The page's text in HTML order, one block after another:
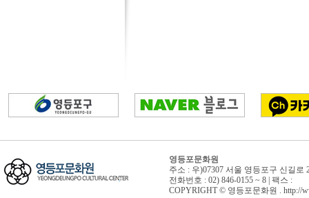
영등포문화원
주소 : 우)07307 서울 영등포구 신길
전화번호 : 02) 846-0155 ~ 8 | 팩스 :
COPYRIGHT © 영등포문화원 . http://